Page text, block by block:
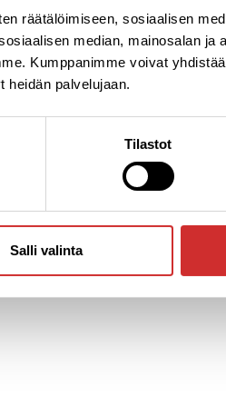
räätälöimiseen, sosiaalisen
median, mainosalan ja
Kumppanimme voivat
heidän palvelujaan.
Tilastot
Salli valinta